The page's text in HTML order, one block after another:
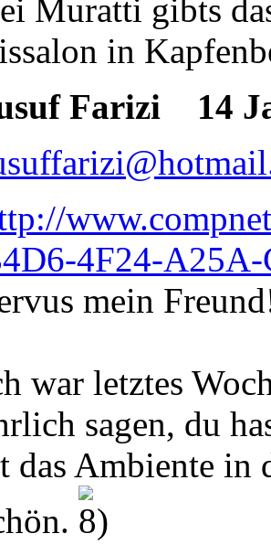
Muratti gibts
in
Farizi
14
mein
war letztes
sagen, du
das Ambiente in